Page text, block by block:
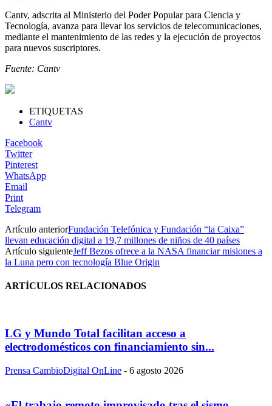
Cantv, adscrita al Ministerio del Poder Popular para Ciencia y
Tecnología, avanza para llevar los servicios de telecomunicaciones,
mediante el mantenimiento de las redes y la ejecución de proyectos
para nuevos suscriptores.
Fuente: Cantv
ETIQUETAS
Cantv
Facebook
Twitter
Pinterest
WhatsApp
Email
Print
Telegram
Artículo anteriorFundación Telefónica y Fundación “la Caixa”
llevan educación digital a 19,7 millones de niños de 40 países
Artículo siguienteJeff Bezos ofrece a la NASA financiar misiones a
la Luna pero con tecnología Blue Origin
ARTÍCULOS RELACIONADOS
LG y Mundo Total facilitan acceso a
electrodomésticos con financiamiento sin...
Prensa CambioDigital OnLine - 6 agosto 2026